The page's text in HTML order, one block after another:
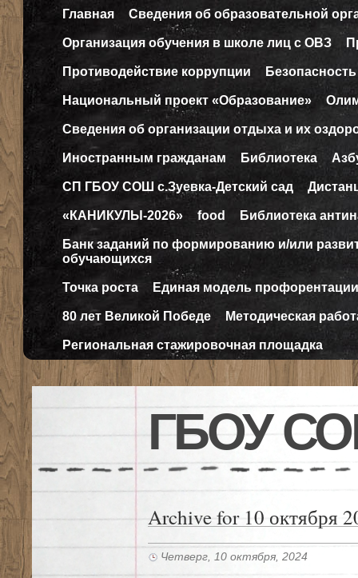
Главная Сведения об образовательной
Организация обучения в школе лиц с ОВЗ
Противодействие коррупции Безопасность
Национальный проект «Образование»
Сведения об организации отдыха и их
Иностранным гражданам Библиотека
СП ГБОУ СОШ с.Зуевка-Детский сад
«КАНИКУЛЫ-2026» food Библиотека
Банк заданий по формированию и/или
обучающихся
Точка роста Единая модель профорентации
80 лет Великой Победе Методическая
Региональная стажировочная площадка
ГБОУ
Archive for 10 октября
Четверг, 10 октября, 2024